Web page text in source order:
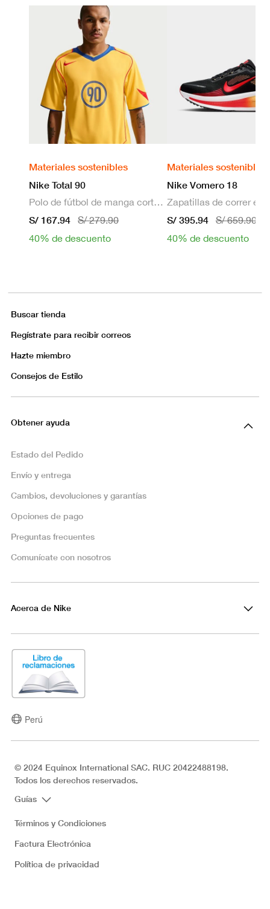
Materiales sostenibles
Nike Total 90
Polo de fútbol de manga corta Dri-FIT para hombre
S/ 167.94
S/ 279.90
40% de descuento
Materiales sostenibles
Nike Vomero 18
S/ 395.94
S/ 659.90
40% de descuento
Buscar tienda
Regístrate para recibir correos
Hazte miembro
Consejos de Estilo
Obtener ayuda
Estado del Pedido
Envío y entrega
Cambios, devoluciones y garantías
Opciones de pago
Preguntas frecuentes
Comunícate con nosotros
Acerca de Nike
Perú
© 2024 Equinox International SAC. RUC 20422488198.
Todos los derechos reservados.
Guías
Términos y Condiciones
Factura Electrónica
Política de privacidad